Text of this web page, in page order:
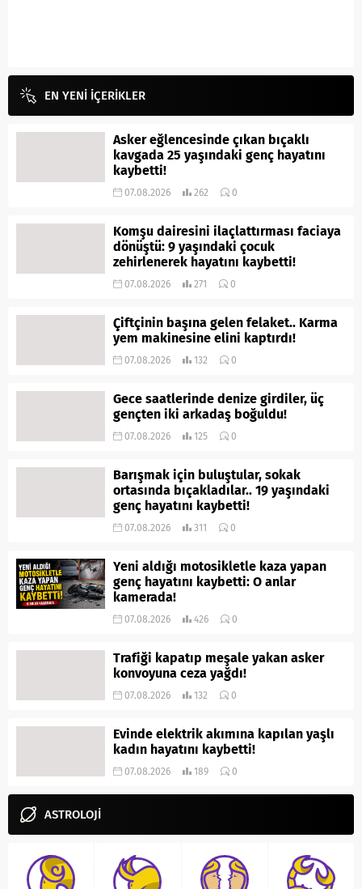
EN YENİ İÇERİKLER
Asker eğlencesinde çıkan bıçaklı
kavgada 25 yaşındaki genç hayatını
kaybetti!
07.08.2026 262 0
Komşu dairesini ilaçlattırması faciaya
dönüştü: 9 yaşındaki çocuk
zehirlenerek hayatını kaybetti!
07.08.2026 271 0
Çiftçinin başına gelen felaket.. Karma
yem makinesine elini kaptırdı!
07.08.2026 132 0
Gece saatlerinde denize girdiler, üç
gençten iki arkadaş boğuldu!
07.08.2026 125 0
Barışmak için buluştular, sokak
ortasında bıçakladılar.. 19 yaşındaki
genç hayatını kaybetti!
07.08.2026 311 0
Yeni aldığı motosikletle kaza yapan
genç hayatını kaybetti: O anlar
kamerada!
07.08.2026 426 0
Trafiği kapatıp meşale yakan asker
konvoyuna ceza yağdı!
07.08.2026 132 0
Evinde elektrik akımına kapılan yaşlı
kadın hayatını kaybetti!
07.08.2026 189 0
ASTROLOJİ